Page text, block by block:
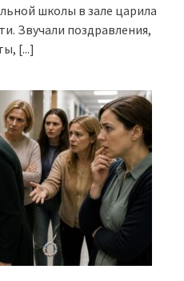
школы в зале царила
Звучали поздравления,
[...]